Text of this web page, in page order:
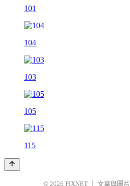
101
104
103
105
115
© 2026 PIXNET 文章與圖